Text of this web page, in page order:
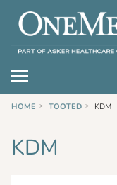
HOME TOOTED KDM
KDM